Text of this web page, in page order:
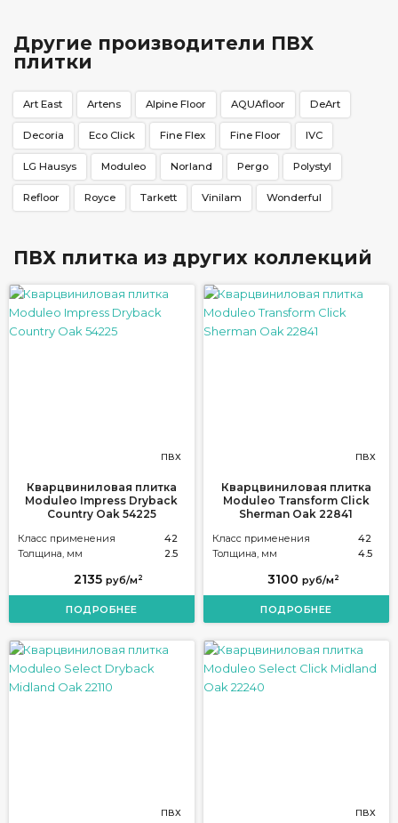
Другие производители ПВХ
плитки
Art East Artens Alpine Floor AQUAfloor DeArt
Decoria Eco Click Fine Flex Fine Floor IVC
LG Hausys Moduleo Norland Pergo Polystyl
Refloor Royce Tarkett Vinilam Wonderful
ПВХ плитка из других коллекций
ПВХ
Кварцвиниловая плитка
Moduleo Impress Dryback
Country Oak 54225
Класс применения
42
Толщина, мм
2.5
2135 руб/м 2
ПОДРОБНЕЕ
ПВХ
Кварцвиниловая плитка
Moduleo Transform Click
Sherman Oak 22841
Класс применения
42
Толщина, мм
4.5
3100 руб/м 2
ПОДРОБНЕЕ
ПВХ ПВХ